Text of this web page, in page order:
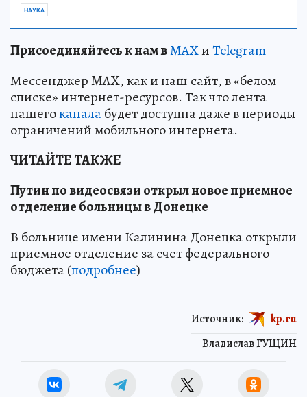
НАУКА
Присоединяйтесь к нам вMAXиTelegram
Мессенджер MAX, как и наш сайт, в «белом
списке» интернет-ресурсов. Так что лента
нашегоканалабудет доступна даже в периоды
ограничений мобильного интернета.
ЧИТАЙТЕ ТАКЖЕ
Путин по видеосвязи открыл новое приемное
отделение больницы в Донецке
В больнице имени Калинина Донецка открыли
приемное отделение за счет федерального
бюджета (подробнее)
Владислав ГУЩИН
Источник: kp.ru